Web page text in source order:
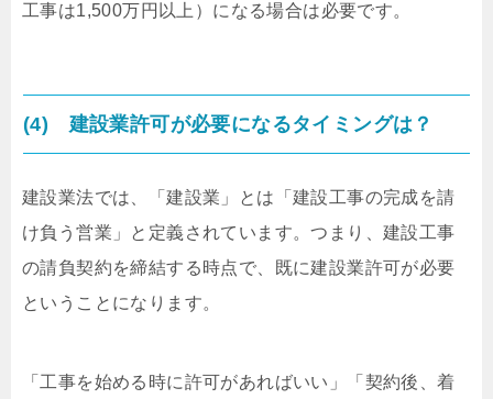
工事は1,500万円以上）になる場合は必要です。
(4) 建設業許可が必要になるタイミングは？
建設業法では、「建設業」とは「建設工事の完成を請
け負う営業」と定義されています。つまり、建設工事
の請負契約を締結する時点で、既に建設業許可が必要
ということになります。
「工事を始める時に許可があればいい」「契約後、着